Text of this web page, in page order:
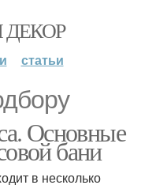
ДЕКОР
статьи
Основные
бани
в несколько